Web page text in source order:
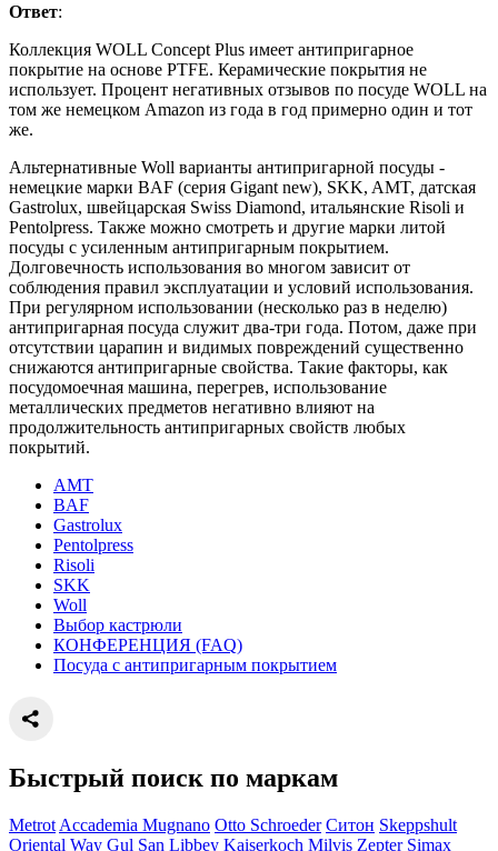
Ответ:
Коллекция WOLL Concept Plus имеет антипригарное
покрытие на основе PTFE. Керамические покрытия не
использует. Процент негативных отзывов по посуде WOLL на
том же немецком Amazon из года в год примерно один и тот
же.
Альтернативные Woll варианты антипригарной посуды -
немецкие марки BAF (серия Gigant new), SKK, AMT, датская
Gastrolux, швейцарская Swiss Diamond, итальянские Risoli и
Pentolpress. Также можно смотреть и другие марки литой
посуды с усиленным антипригарным покрытием.
Долговечность использования во многом зависит от
соблюдения правил эксплуатации и условий использования.
При регулярном использовании (несколько раз в неделю)
антипригарная посуда служит два-три года. Потом, даже при
отсутствии царапин и видимых повреждений существенно
снижаются антипригарные свойства. Такие факторы, как
посудомоечная машина, перегрев, использование
металлических предметов негативно влияют на
продолжительность антипригарных свойств любых
покрытий.
AMT
BAF
Gastrolux
Pentolpress
Risoli
SKK
Woll
Выбор кастрюли
КОНФЕРЕНЦИЯ (FAQ)
Посуда с антипригарным покрытием
Быстрый поиск по маркам
Metrot Accademia Mugnano Otto Schroeder Ситон Skeppshult
Oriental Way Gul San Libbey Kaiserkoch Milvis Zepter Simax